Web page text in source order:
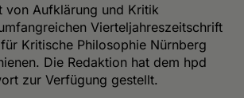
von Aufklärung und Kritik
Vierteljahreszeitschrift
Kritische Philosophie Nürnberg
Die Redaktion hat dem hpd
zur Verfügung gestellt.